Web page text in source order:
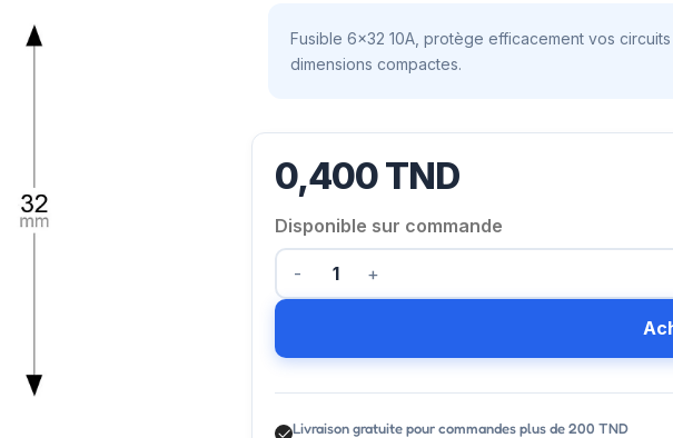
Fusible 6×32 10A, protège efficacement vos
dimensions compactes.
0,400TND
Disponible sur commande
Livraison gratuite pour commandes plus de 200 TND